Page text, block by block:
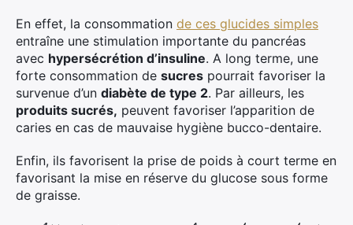
En effet, la consommation de ces glucides simples
entraîne une stimulation importante du pancréas
avec hypersécrétion d’insuline. A long terme, une
forte consommation de sucres pourrait favoriser la
survenue d’un diabète de type 2. Par ailleurs, les
produits sucrés, peuvent favoriser l’apparition de
caries en cas de mauvaise hygiène bucco-dentaire.
Enfin, ils favorisent la prise de poids à court terme en
favorisant la mise en réserve du glucose sous forme
de graisse.